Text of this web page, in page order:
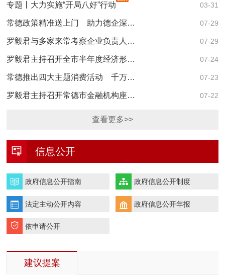
03-31
专题丨大力实施“开局八好”行动
07-29
常德政策精准送上门 助力德企深…
07-29
罗毅君与多家来常考察企业负责人…
07-24
罗毅君主持召开全市半年度经济形…
07-23
常德推出四大主题消费活动 千万…
07-22
罗毅君主持召开常德市金融机构座…
查看更多>>
信息公开
政府信息公开指南 政府信息公开制度
法定主动公开内容 政府信息公开年报
依申请公开
建议提案